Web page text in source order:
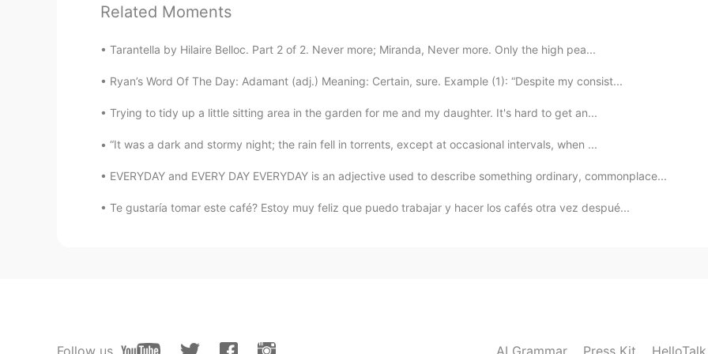
Si eres tú el que está cantando lo haces muy bien 👍
Liz 2019.09.25 20:33
ES EN
Cantas muy bien
Related Moments
Tarantella by Hilaire Belloc. Part 2 of 2. Never more; Miranda, Never more. Only the high pea...
Ryan’s Word Of The Day: Adamant (adj.) Meaning: Certain, sure. Example (1): “Despite my consist...
Trying to tidy up a little sitting area in the garden for me and my daughter. It's hard to get an...
“It was a dark and stormy night; the rain fell in torrents, except at occasional intervals, when ...
EVERYDAY and EVERY DAY EVERYDAY is an adjective used to describe something ordinary, commonplace...
Te gustaría tomar este café? Estoy muy feliz que puedo trabajar y hacer los cafés otra vez despué...
Follow us AI Grammar Press Kit